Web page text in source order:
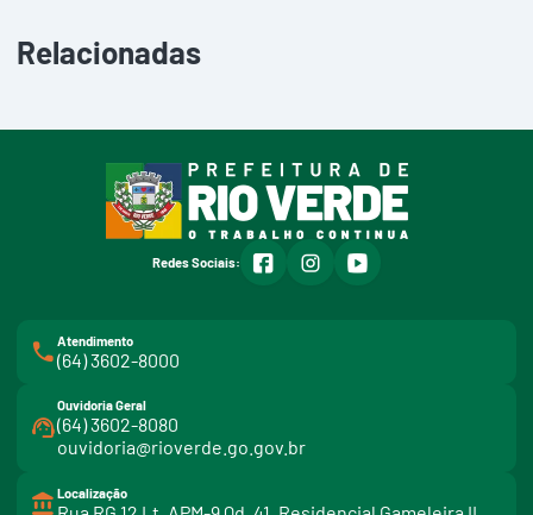
Relacionadas
Redes Sociais: facebookinstagramyoutube
Atendimento
(64) 3602-8000
Ouvidoria Geral
(64) 3602-8080
ouvidoria@rioverde.go.gov.br
Localização